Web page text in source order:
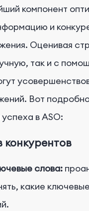
компонент
и
Оценивая
так и с
Вот
в ASO:
конкурентов
слова:
какие